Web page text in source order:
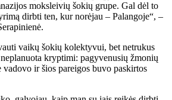
moksleivių šokių grupe. Gal dėl to
dirbti ten, kur norėjau – Palangoje“, –
vaikų šokių kolektyvui, bet netrukus
kryptimi: pagyvenusių žmonių
ir šios pareigos buvo paskirtos